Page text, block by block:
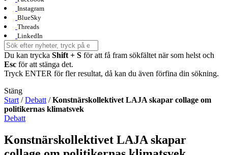
Instagram
BlueSky
Threads
LinkedIn
Du kan trycka Shift + S för att få fram sökfältet när som helst och
Esc för att stänga det.
Tryck ENTER för fler resultat, då kan du även förfina din sökning.
Stäng
Start /Debatt /Konstnärskollektivet LAJA skapar collage om
politikernas klimatsvek
Debatt
Konstnärskollektivet LAJA skapar